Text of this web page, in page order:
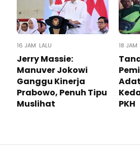
16 JAM LALU
Jerry Massie:
Manuver Jokowi
Ganggu Kinerja
Prabowo, Penuh Tipu
Muslihat
18 JAM
PKH